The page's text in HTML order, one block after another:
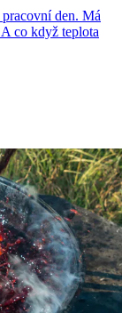
den. Má
co když teplota